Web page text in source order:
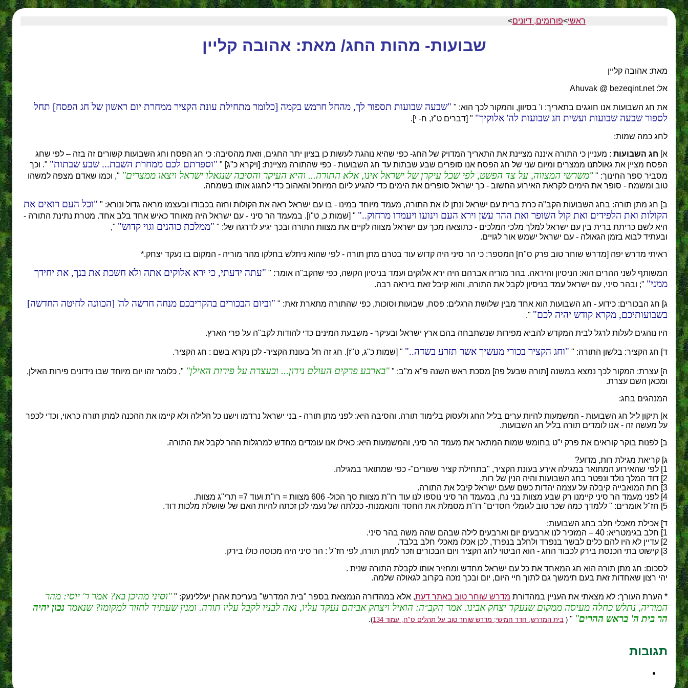
ראשי>פורומים, דיונים>
שבועות- מהות החג/ מאת: אהובה קליין
מאת: אהובה קליין
אל: Ahuvak @ bezeqint.net
את חג השבועות אנו חוגגים בתאריך: ו' בסיוון, והמקור לכך הוא: "
שבעה שבועות תספור לך, מהחל חרמש בקמה [כלומר מתחילת עונת הקציר ממחרת יום ראשון של חג הפסח] תחל
לספור שבעה שבועות ועשית חג שבועות לה' אלוקיך
" [דברים ט"ז, ח- י].
לחג כמה שמות:
א] חג השבועות : מעניין כי התורה איננה מציינת את התאריך המדויק של החג- כפי שהיא נוהגת לעשות כן בציון יתר החגים, וזאת מהסיבה: כי חג הפסח וחג השבועות קשורים זה בזה – לפי שחג
הפסח מציין את גאולתנו ממצרים ומיום שני של חג הפסח אנו סופרים שבע שבתות עד חג השבועות - כפי שהתורה מציינת: [ויקרא כ"ג] "
וספרתם לכם ממחרת השבת... שבע שבתות
". וכך
מסביר ספר החינוך: "
משרשי המצווה, על צד הפשט, לפי שכל עיקרן של ישראל אינו, אלא התורה... והיא העיקר והסיבה שנגאלו ישראל ויצאו ממצרים
", וכמו שאדם מצפה למשהו
טוב ומשמח - סופר את הימים לקראת האירוע החשוב - כך ישראל סופרים את הימים כדי להגיע ליום המיוחל והאהוב כדי לחגוג אותו בשמחה.
ב] חג מתן תורה: בחג השבועות הקב"ה כרת ברית עם ישראל ונתן לו את התורה, מעמד מיוחד במינו - בו עם ישראל ראה את הקולות וחזה בכבודו ובעצמו מראה גדול ונורא: "
וכל העם רואים את
הקולות ואת הלפידים ואת קול השופר ואת ההר עשן וירא העם וינועו ויעמדו מרחוק..
" [שמות כ, ט"ו]. במעמד הר סיני - עם ישראל היה מאוחד כאיש אחד בלב אחד. מטרת נתינת התורה -
היא לשם כריתת ברית בין עם ישראל למלך מלכי המלכים - כתוצאה מכך עם ישראל מצווה לקיים את מצוות התורה ובכך יגיע לדרגה של: "
ממלכת כוהנים וגוי קדוש
",
ובעתיד לבוא בזמן הגאולה - עם ישראל ישמש אור לגויים.
ראיתי מדרש יפה [מדרש שוחר טוב פרק ס"ח] המספר: כי הר סיני היה קדוש עוד בטרם מתן תורה - לפי שהוא ניתלש בחלקו מהר מוריה - המקום בו נעקד יצחק.*
המשותף לשני ההרים הוא: הניסיון והיראה. בהר מוריה אברהם היה ירא אלוקים ועמד בניסיון הקשה, כפי שהקב"ה אומר: "
עתה ידעתי, כי ירא אלוקים אתה ולא חשכת את בנך, את יחידך
ממני
"; ובהר סיני, עם ישראל עמד בניסיון לקבל את התורה, והוא קיבל זאת ביראה רבה.
ג] חג הבכורים: כידוע - חג השבועות הוא אחד מבין שלושת הרגלים: פסח, שבועות וסוכות, כפי שהתורה מתארת זאת: "
וביום הבכורים בהקריבכם מנחה חדשה לה' [הכוונה לחיטה החדשה]
בשבועותיכם, מקרא קודש יהיה לכם
".
היו נוהגים לעלות לרגל לבית המקדש להביא מפירות שנשתבחה בהם ארץ ישראל ובעיקר - משבעת המינים כדי להודות לקב"ה על פרי הארץ.
ד] חג הקציר: בלשון התורה: " וחג הקציר בכורי מעשיך אשר תזרע בשדה.. " [שמות כ"ג, ט"ז]. חג זה חל בעונת הקציר- לכן נקרא בשם : חג הקציר.
ה] עצרת: המקור לכך נמצא במשנה [תורה שבעל פה] מסכת ראש השנה פ"א מ"ב: " בארבע פרקים העולם נידון... ובעצרת על פירות האילן
", כלומר זהו יום מיוחד שבו נידונים פירות האילן,
ומכאן השם עצרת.
המנהגים בחג:
א] תיקון ליל חג השבועות - המשמעות להיות ערים בליל החג ולעסוק בלימוד תורה. והסיבה היא: לפני מתן תורה - בני ישראל נרדמו וישנו כל הלילה ולא קיימו את ההכנה למתן תורה כראוי, וכדי לכפר
על מעשה זה - אנו לומדים תורה בליל חג השבועות.
ב] לפנות בוקר קוראים את פרק י"ט בחומש שמות המתאר את מעמד הר סיני, והמשמעות היא: כאילו אנו עומדים מחדש למרגלות ההר לקבל את התורה.
ג] קריאת מגילת רות, מדוע?
1] לפי שהאירוע המתואר במגילה אירע בעונת הקציר, "בתחילת קציר שעורים"- כפי שמתואר במגילה.
2] דוד המלך נולד ונפטר בחג השבועות והיה הנין של רות.
3] רות המואבייה קיבלה על עצמה יהדות כשם שעם ישראל קיבל את התורה.
4] לפני מעמד הר סיני קיימנו רק שבע מצוות בני נח, במעמד הר סיני נוספו לנו עוד רו"ת מצוות סך הכול- 606 מצוות = רו"ת ועוד 7= תרי"ג מצוות.
5] חז"ל אומרים: " ללמדך כמה שכר טוב לגומלי חסדים" רו"ת מסמלת את החסד והנאמנות- ככלתה של נעמי לכן זכתה להיות האם של שושלת מלכות דוד.
ד] אכילת מאכלי חלב בחג השבועות:
1] חלב בגימטריא: 40 – המזכיר לנו ארבעים יום וארבעים לילה שבהם שהה משה בהר סיני.
2] עדיין לא היו להם כלים לבשר בנפרד ולחלב בנפרד, לכן אכלו מאכלי חלב בלבד.
3] קישוט בתי הכנסת בירק לכבוד החג - הוא הביטוי לחג הקציר ויום הבכורים וזכר למתן תורה, לפי חז"ל : הר סיני היה מכוסה כולו בירק.
לסכום: חג מתן תורה הוא חג המאחד את כל עם ישראל מחדש ומחזיר אותו לקבלת התורה שנית .
יהי רצון שאחדות זאת בעם תימשך גם לתוך חיי היום, יום ובכך נזכה בקרוב לגאולה שלמה.
* הערת העורך: לא מצאתי את העניין במהדורת מדרש שוחר טוב באתר דעת, אלא במהדורה הנמצאת בספר "בית המדרש" בעריכת אהרן יעללינעק: "
וסיני מהיכן בא? אמר ר' יוסי: מהר
המוריה, נתלש כחלה מעיסה ממקום שנעקד יצחק אבינו. אמר הקב״ה: הואיל ויצחק אביהם נעקד עליו, נאה לבניו לקבל עליו תורה. ומנין שעתיד לחזור למקומו? שנאמר נכון יהיה
הר בית ה' בראש ההרים
"
( בית המדרש, חדר חמישי; מדרש שוחר טוב על תהלים ס"ח, עמוד 134 )
.
תגובות